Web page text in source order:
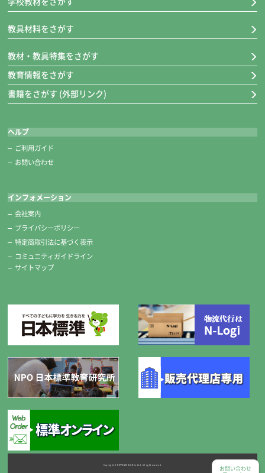
学校教材をさがす
教具材料をさがす
教材・教具特集をさがす
教育情報をさがす
書籍をさがす (外部リンク)
ヘルプ
ご利用ガイド
お問い合わせ
インフォメーション
会社案内
プライバシーポリシー
特定商取引法に基づく表示
コミュニティガイドライン
サイトマップ
Copyright © NIPPONHYOJUN Co.Ltd. All right reserved.
お問い合わせ